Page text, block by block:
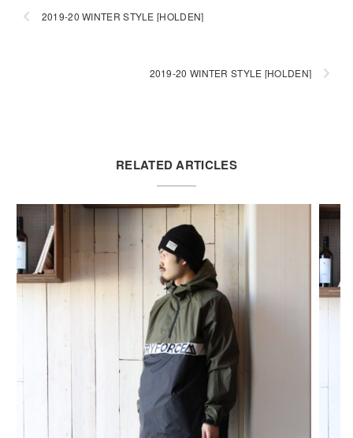
2019-20 WINTER STYLE [HOLDEN]
2019-20 WINTER STYLE [HOLDEN]
RELATED ARTICLES